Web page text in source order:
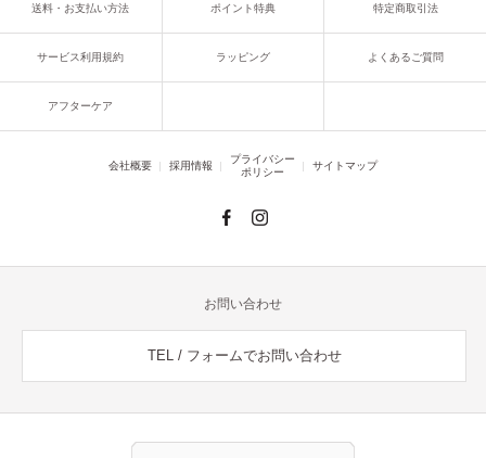
送料・お支払い方法 ポイント特典 特定商取引法
サービス利用規約 ラッピング よくあるご質問
アフターケア
会社概要 採用情報
プライバシー
ポリシー
サイトマップ
お問い合わせ
TEL / フォームでお問い合わせ